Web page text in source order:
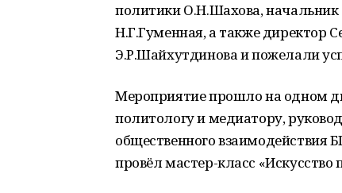
политики О.Н.Шахова, начальник
Н.Г.Гуменная, а также директор
Э.Р.Шайхутдинова и пожелали
Мероприятие прошло на одном
политологу и медиатору,
общественного взаимодействия
провёл мастер-класс